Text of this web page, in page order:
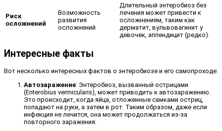
Риск
осложнений
Возможность
развития
осложнений
Длительный энтеробиоз без
лечения может привести к
осложнениям, таким как
дерматит, вульвовагинит у
девочек, аппендицит (редко).
Интересные факты
Вот несколько интересных фактов о энтеробиозе и его самопроходе:
Автозаражение: Энтеробиоз, вызванный острицами
(Enterobius vermicularis), может приводить к автозаражению.
Это происходит, когда яйца, отложенные самками остриц,
попадают на руки, а затем в рот. Таким образом, даже если
инфекция не лечится, она может продолжаться из-за
повторного заражения.